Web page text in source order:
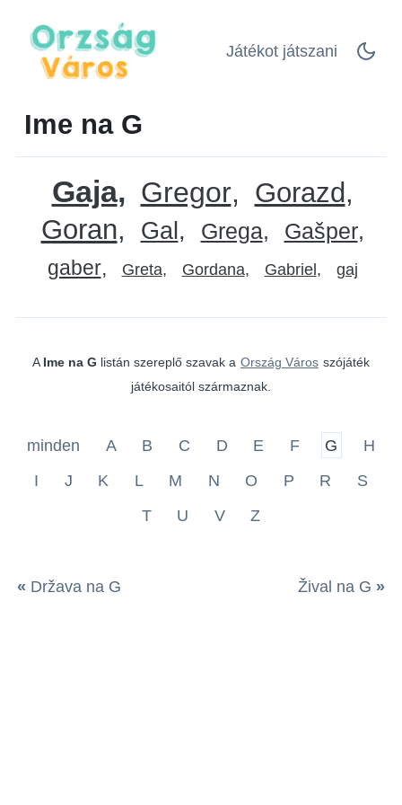
Játékot játszani
Ime na G
Gaja Gregor
Gorazd
Goran
Gal Grega Gašper
gaber Greta Gordana Gabriel gaj
A Ime na G listán szereplő szavak a Ország Város szójáték
játékosaitól származnak.
minden A B C D E F G
H
I
J K L M N O P R
S
T
U V Z
« Država na G Žival na G »